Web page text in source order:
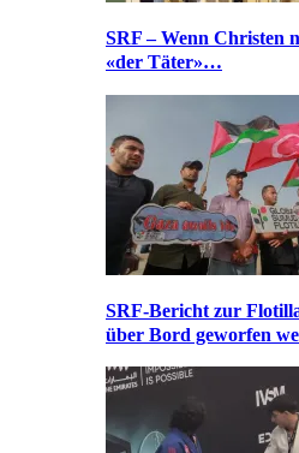
SRF – Wenn Christen
«der Täter»…
SRF-Bericht zur
über Bord geworfen